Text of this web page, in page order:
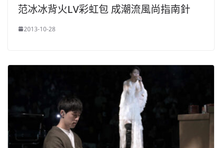
范冰冰背火LV彩虹包 成潮流風尚指南針
2013-10-28